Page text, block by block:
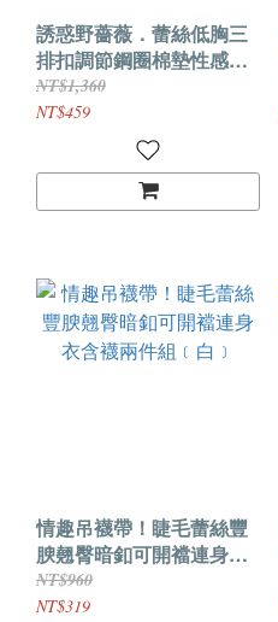
誘惑野薔薇．蕾絲低胸三
排扣調節鋼圈棉墊性感馬
甲-黑色
NT$1,360
NT$459
情趣吊襪帶！睫毛蕾絲豐
腴翹臀暗釦可開襠連身衣
含襪兩件組﹝白﹞
NT$960
NT$319